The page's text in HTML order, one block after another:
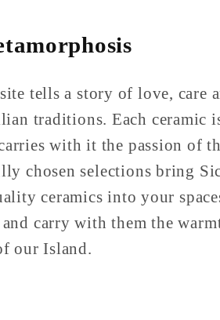
tells a story of love, care
traditions. Each ceramic
with it the passion of
chosen selections bring
ceramics into your
carry with them the
our Island.